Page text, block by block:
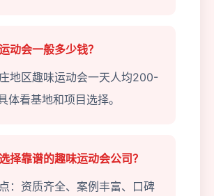
动会一般多少钱？
地区趣味运动会一天人均200-
体看基地和项目选择。
择靠谱的趣味运动会公司？
：资质齐全、案例丰富、口碑